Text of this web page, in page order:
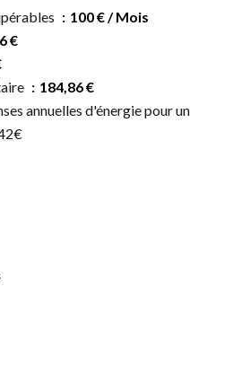
100 € / Mois
€
184,86 €
annuelles d'énergie pour un